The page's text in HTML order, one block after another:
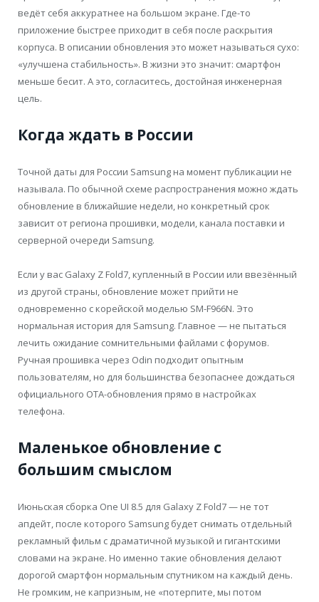
ведёт себя аккуратнее на большом экране. Где-то
приложение быстрее приходит в себя после раскрытия
корпуса. В описании обновления это может называться сухо:
«улучшена стабильность». В жизни это значит: смартфон
меньше бесит. А это, согласитесь, достойная инженерная
цель.
Когда ждать в России
Точной даты для России Samsung на момент публикации не
называла. По обычной схеме распространения можно ждать
обновление в ближайшие недели, но конкретный срок
зависит от региона прошивки, модели, канала поставки и
серверной очереди Samsung.
Если у вас Galaxy Z Fold7, купленный в России или ввезённый
из другой страны, обновление может прийти не
одновременно с корейской моделью SM-F966N. Это
нормальная история для Samsung. Главное — не пытаться
лечить ожидание сомнительными файлами с форумов.
Ручная прошивка через Odin подходит опытным
пользователям, но для большинства безопаснее дождаться
официального OTA-обновления прямо в настройках
телефона.
Маленькое обновление с
большим смыслом
Июньская сборка One UI 8.5 для Galaxy Z Fold7 — не тот
апдейт, после которого Samsung будет снимать отдельный
рекламный фильм с драматичной музыкой и гигантскими
словами на экране. Но именно такие обновления делают
дорогой смартфон нормальным спутником на каждый день.
Не громким, не капризным, не «потерпите, мы потом